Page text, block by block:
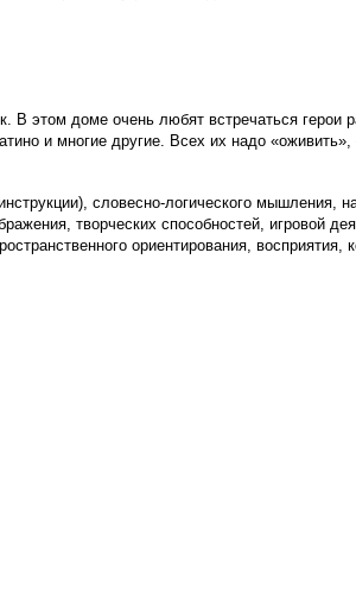
этом доме очень любят встречаться герои
и многие другие. Всех их надо
словесно-логического мышления,
творческих способностей, игровой
ориентирования, восприятия,